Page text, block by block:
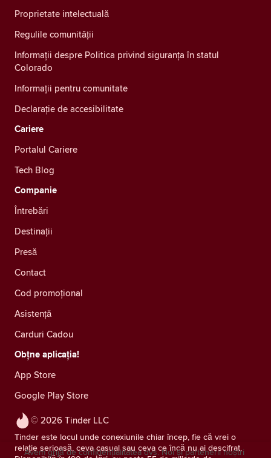
© 2026 Tinder LLC
Tinder este locul unde conexiunile chiar încep, fie că vrei o
relație serioasă, ceva casual sau ceva ce încă nu ai descifrat.
Proprietate intelectuală
Regulile comunității
Informații despre Politica privind siguranța în statul
Colorado
Informații pentru comunitate
Declarație de accesibilitate
Cariere
Portalul Cariere
Tech Blog
Companie
Întrebări
Destinații
Presă
Contact
Cod promoțional
Asistență
Carduri Cadou
Obțne aplicația!
App Store
Google Play Store
Avem grijă de confidențialitatea dvs. Noi și partenerii noștri